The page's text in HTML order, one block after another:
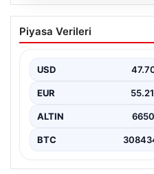
CANLI |
Maç Önizlemesi ve
yaşanıyor. Bohemians ile
2026…
Piyasa Verileri
USD
EUR 55.21
ALTIN
BTC